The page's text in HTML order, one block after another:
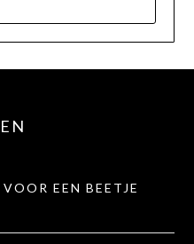
EEN BEETJE